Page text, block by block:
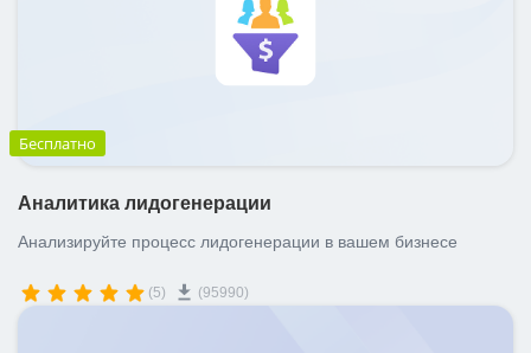
Бесплатно
Аналитика лидогенерации
Анализируйте процесс лидогенерации в вашем бизнесе
(5) (95990)